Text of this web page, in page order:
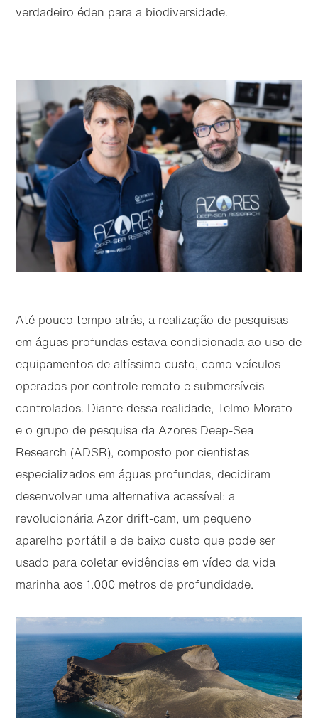
verdadeiro éden para a biodiversidade.
Até pouco tempo atrás, a realização de pesquisas
em águas profundas estava condicionada ao uso de
equipamentos de altíssimo custo, como veículos
operados por controle remoto e submersíveis
controlados. Diante dessa realidade, Telmo Morato
e o grupo de pesquisa da Azores Deep-Sea
Research (ADSR), composto por cientistas
especializados em águas profundas, decidiram
desenvolver uma alternativa acessível: a
revolucionária Azor drift-cam, um pequeno
aparelho portátil e de baixo custo que pode ser
usado para coletar evidências em vídeo da vida
marinha aos 1.000 metros de profundidade.